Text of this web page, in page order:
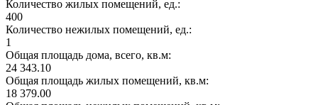
Количество жилых помещений, ед.:
400
Количество нежилых помещений, ед.:
1
Общая площадь дома, всего, кв.м:
24 343.10
Общая площадь жилых помещений, кв.м:
18 379.00